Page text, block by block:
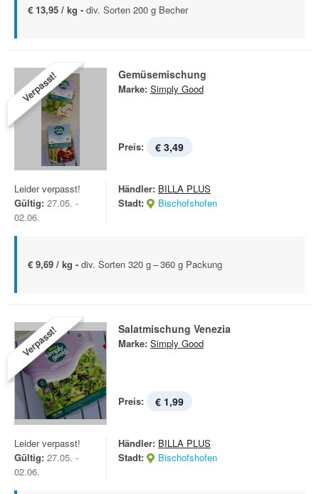
€ 13,95 / kg - div. Sorten 200 g Becher
Verpasst! Gemüsemischung
Marke: Simply Good
Preis: € 3,49
Leider verpasst!
Gültig: 27.05. -
02.06.
Händler: BILLA PLUS
Stadt:
Bischofshofen
€ 9,69 / kg - div. Sorten 320 g – 360 g Packung
Verpasst! Salatmischung Venezia
Marke: Simply Good
Preis: € 1,99
Leider verpasst!
Gültig: 27.05. -
02.06.
Händler: BILLA PLUS
Stadt:
Bischofshofen